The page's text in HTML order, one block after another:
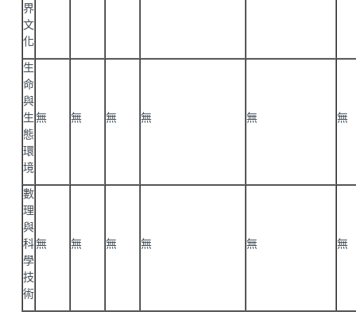
界
文
化
生
命
與
生
態
環
境
無 無 無 無 無 無
數
理
與
科
學
技
術
無 無 無 無 無 無